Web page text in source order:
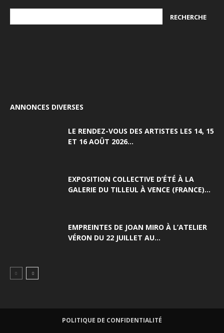
ANNONCES DIVERSES
LE RENDEZ-VOUS DES ARTISTES LES 14, 15
ET 16 AOÛT 2026...
EXPOSITION COLLECTIVE D’ÉTÉ À LA
GALERIE DU TILLEUL À VENCE (FRANCE)...
EMPREINTES DE JOAN MIRO À L’ATELIER
VÉRON DU 22 JUILLET AU...
POLITIQUE DE CONFIDENTIALITÉ